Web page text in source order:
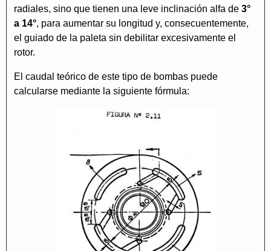
radiales, sino que tienen una leve inclinación alfa de 3°
a 14°, para aumentar su longitud y, consecuentemente,
el guiado de la paleta sin debilitar excesivamente el
rotor.
El caudal teórico de este tipo de bombas puede
calcularse mediante la siguiente fórmula: